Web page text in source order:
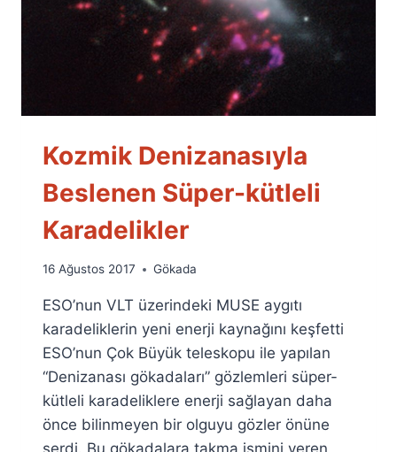
Kozmik Denizanasıyla
Beslenen Süper-kütleli
Karadelikler
By
Fuat
Özyar
16 Ağustos 2017 Gökada
ESO’nun VLT üzerindeki MUSE aygıtı
karadeliklerin yeni enerji kaynağını keşfetti
ESO’nun Çok Büyük teleskopu ile yapılan
“Denizanası gökadaları” gözlemleri süper-
kütleli karadeliklere enerji sağlayan daha
önce bilinmeyen bir olguyu gözler önüne